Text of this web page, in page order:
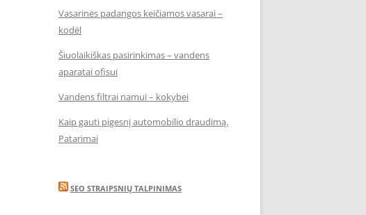
Vasarinės padangos keičiamos vasarai –
kodėl
Šiuolaikiškas pasirinkimas – vandens
aparatai ofisui
Vandens filtrai namui – kokybei
Kaip gauti pigesnį automobilio draudimą.
Patarimai
SEO STRAIPSNIŲ TALPINIMAS